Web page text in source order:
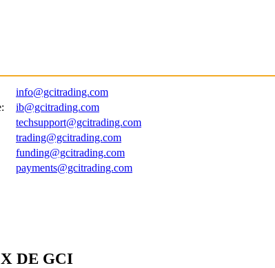
info@gcitrading.com
ib@gcitrading.com
techsupport@gcitrading.com
trading@gcitrading.com
funding@gcitrading.com
payments@gcitrading.com
DE GCI